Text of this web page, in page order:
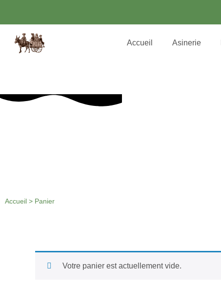
Accueil Asinerie
Accueil > Panier
Votre panier est actuellement vide.